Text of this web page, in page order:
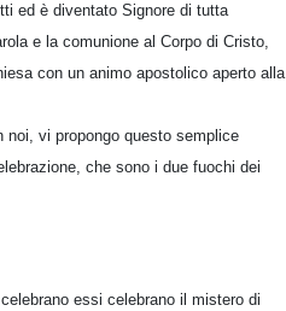
ed è diventato Signore di tutta
e la comunione al Corpo di Cristo,
con un animo apostolico aperto alla
noi, vi propongo questo semplice
che sono i due fuochi dei
essi celebrano il mistero di